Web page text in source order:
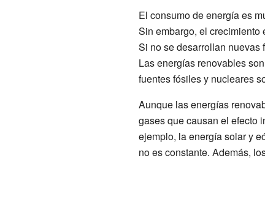
El consumo de energía es
Sin embargo, el crecimiento
Si no se desarrollan nuevas
Las energías renovables
fuentes fósiles y nucleares
Aunque las energías
gases que causan el efecto
ejemplo, la energía solar y
no es constante. Además,